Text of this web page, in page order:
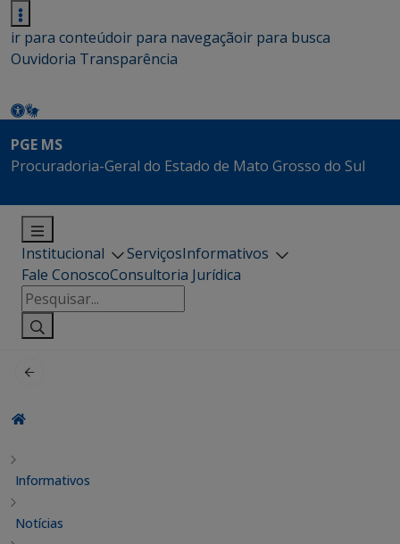
ir para conteúdoir para navegaçãoir para busca
Ouvidoria Transparência
PGE MS
Procuradoria-Geral do Estado de Mato Grosso do Sul
Institucional ServiçosInformativos
Fale ConoscoConsultoria Jurídica
Pesquisar
por:
Informativos
Notícias